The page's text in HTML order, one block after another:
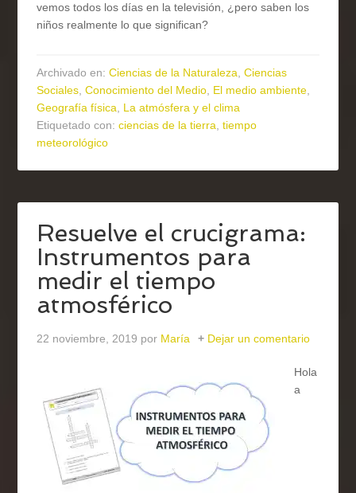
vemos todos los días en la televisión, ¿pero saben los
niños realmente lo que significan?
Archivado en:Ciencias de la Naturaleza,Ciencias
Sociales,Conocimiento del Medio, El medio ambiente,
Geografía física, La atmósfera y el clima
Etiquetado con:ciencias de la tierra,tiempo
meteorológico
Resuelve el crucigrama:
Instrumentos para
medir el tiempo
atmosférico
22 noviembre, 2019 por María Dejar un comentario
Hola
a